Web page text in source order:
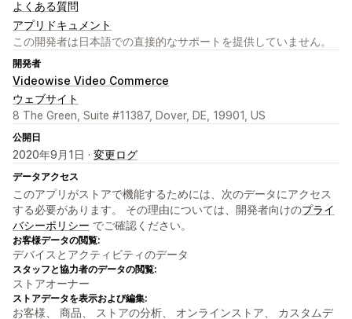
よくある質問
アプリドキュメント
この開発者は日本語での直接的なサポートを提供していません。
開発者
Videowise Video Commerce
ウェブサイト
8 The Green, Suite #11387, Dover, DE, 19901, US
公開日
2020年9月1日 · 変更ログ
データアクセス
このアプリがストアで機能するためには、次のデータにアクセス
する必要があります。 その理由については、開発者向けのプライ
バシーポリシー でご確認ください。
お客様データの閲覧:
デバイスとアクティビティのデータ
スタッフと協力者のデータの閲覧:
ストアオーナー
ストアデータを表示および編集:
お客様、 商品、 ストアの分析、 オンラインストア、 カスタムデ